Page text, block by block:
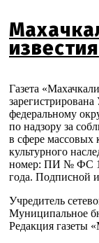
известия
Газета
федеральному
по надзору за
в сфере массовых
культурного
номер: ПИ № ФС
года. Подписной
Учредитель
Муниципальное
Редакция газеты